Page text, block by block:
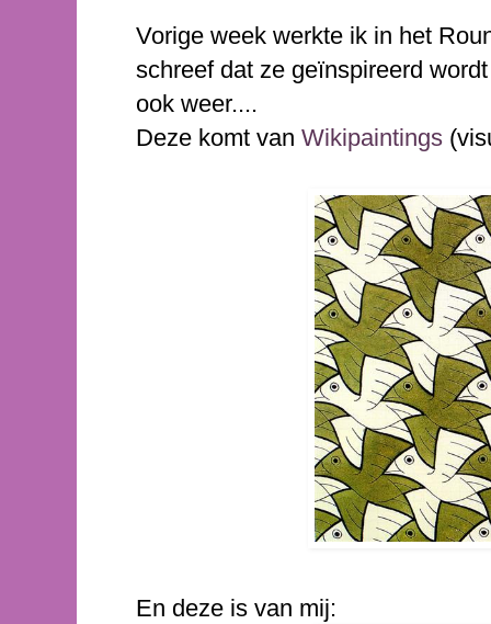
Vorige week werkte ik in het
schreef dat ze geïnspireerd
ook weer....
Deze komt van Wikipaintings
En deze is van mij: